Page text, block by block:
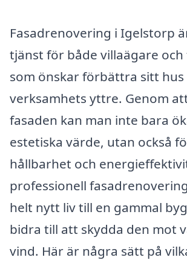
Fasadrenovering i Igelstorp
tjänst för både villaägare
som önskar förbättra sitt hus
verksamhets yttre. Genom
fasaden kan man inte bara
estetiska värde, utan också
hållbarhet och
professionell
helt nytt liv till en gammal
bidra till att skydda den mot
vind. Här är några sätt på